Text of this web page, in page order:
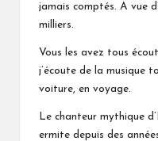
jamais comptés. A vue
milliers.
Vous les avez tous
j’écoute de la musique
voiture, en voyage.
Le chanteur mythique
ermite depuis des